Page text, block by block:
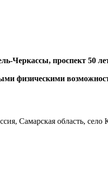
Черкассы, проспект 50
физическими
Самарская область,